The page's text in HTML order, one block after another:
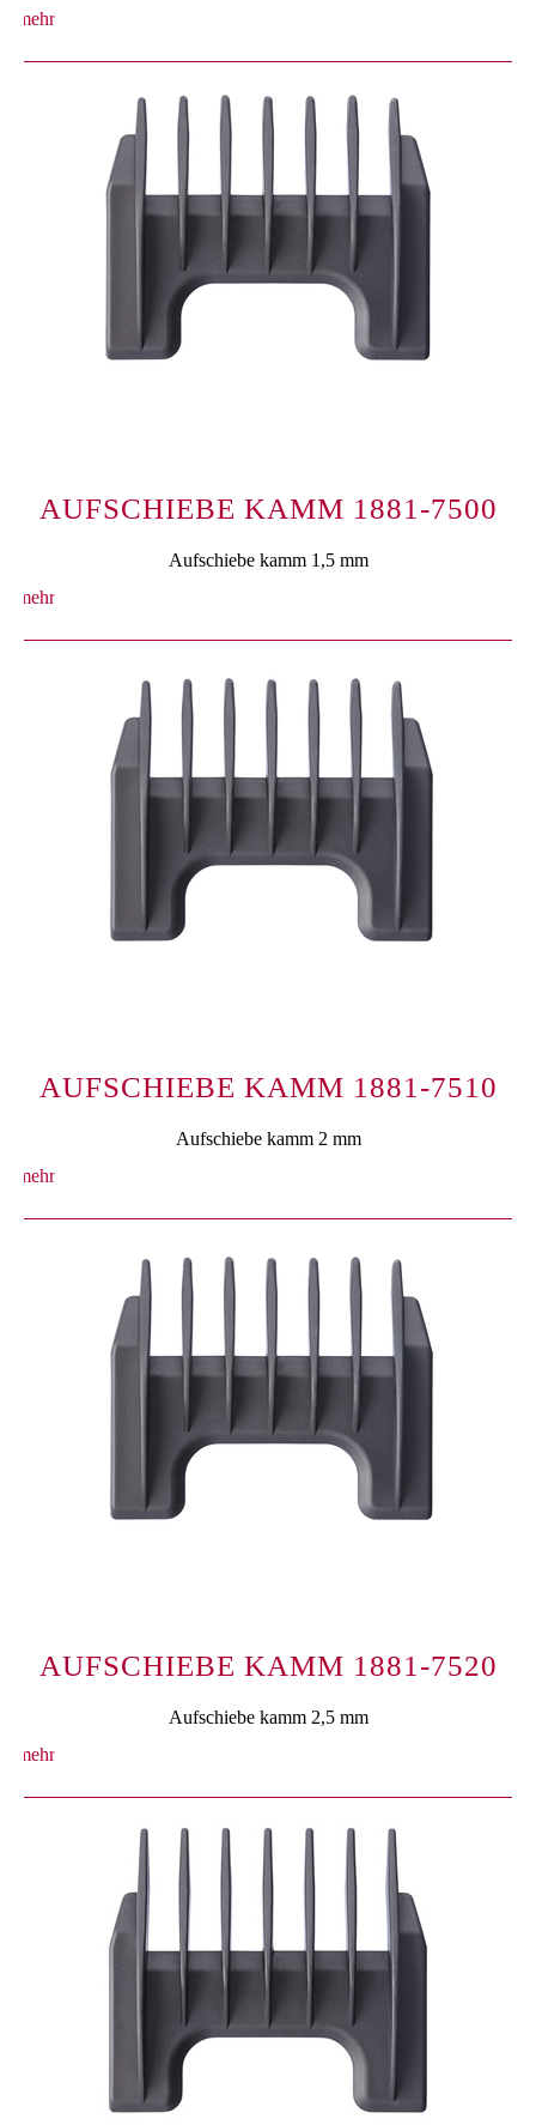
mehr
AUFSCHIEBE KAMM 1881-7500
Aufschiebe kamm 1,5 mm
mehr
AUFSCHIEBE KAMM 1881-7510
Aufschiebe kamm 2 mm
mehr
AUFSCHIEBE KAMM 1881-7520
Aufschiebe kamm 2,5 mm
mehr